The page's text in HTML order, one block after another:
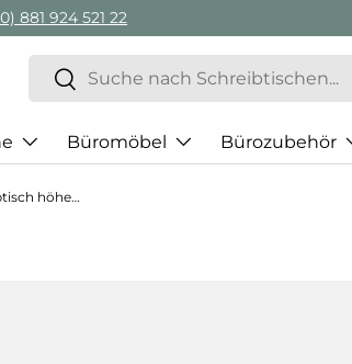
881 924 521 22
Suchen
Suchen
Büromöbel Bürozubehör
JAVA 19 S | 180x80 | Schreibtisch höhenverstellbar